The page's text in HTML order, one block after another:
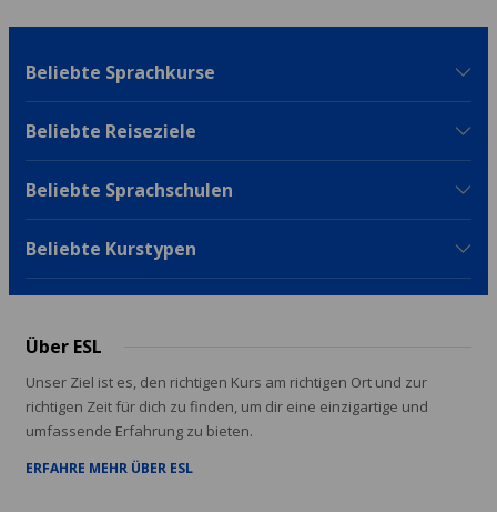
Beliebte Sprachkurse
Beliebte Reiseziele
Beliebte Sprachschulen
Beliebte Kurstypen
Über ESL
Unser Ziel ist es, den richtigen Kurs am richtigen Ort und zur
richtigen Zeit für dich zu finden, um dir eine einzigartige und
umfassende Erfahrung zu bieten.
ERFAHRE MEHR ÜBER ESL